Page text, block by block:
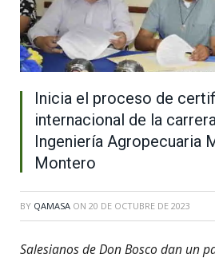
Inicia el proceso de
internacional de la
Ingeniería Agropecuaria
Montero
BY QAMASA ON 20 DE OCTUBRE DE 2023
Salesianos de Don Bosco dan un